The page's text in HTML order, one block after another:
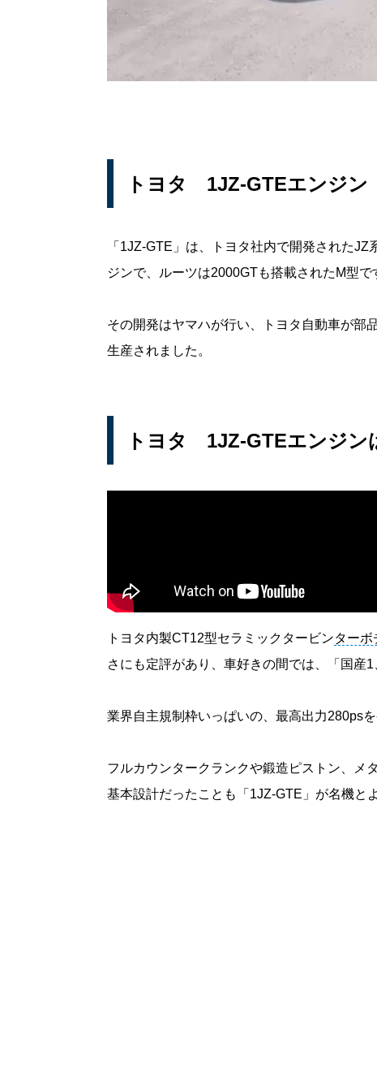
トヨタ 1JZ-GTEエンジン
「1JZ-GTE」は、トヨタ社内で開発された
ジンで、ルーツは2000GTも搭載されたM型で
その開発はヤマハが行い、トヨタ自動車が部
生産されました。
トヨタ 1JZ-GTEエンジン
トヨタ内製CT12型セラミックタービンターボ
さにも定評があり、車好きの間では、「国産
業界自主規制枠いっぱいの、最高出力280ps
フルカウンタークランクや鍛造ピストン、メ
基本設計だったことも「1JZ-GTE」が名機と